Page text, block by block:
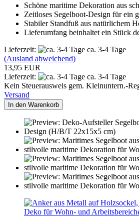
Schöne maritime Dekoration aus
Zeitloses Segelboot-Design für ein
Stabiler Standfuß aus natürlichem
Lieferumfang beinhaltet ein Stück
Lieferzeit:
ca. 3-4 Tage
(Ausland abweichend)
13,95 EUR
Lieferzeit:
ca. 3-4 Tage
Kein Steuerausweis gem. Kleinuntern.-
Versand
In den Warenkorb